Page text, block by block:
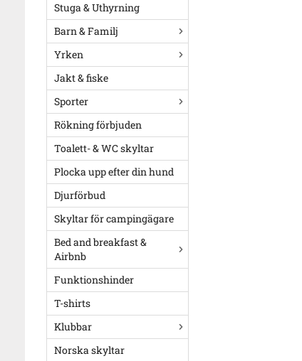
Stuga & Uthyrning
Barn & Familj
Yrken
Jakt & fiske
Sporter
Rökning förbjuden
Toalett- & WC skyltar
Plocka upp efter din hund
Djurförbud
Skyltar för campingägare
Bed and breakfast &
Airbnb
Funktionshinder
T-shirts
Klubbar
Norska skyltar